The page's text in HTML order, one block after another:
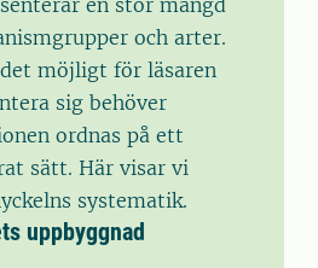
en stor mängd
och arter.
möjligt för läsaren
sig behöver
ordnas på ett
sätt. Här visar vi
systematik.
uppbyggnad